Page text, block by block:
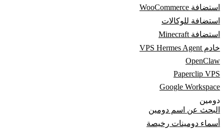
استضافة WooCommerce
استضافة للوكالات
استضافة Minecraft
خادم VPS Hermes Agent
OpenClaw
Paperclip VPS
Google Workspace
دومين
البحث عن اسم دومين
أسماء دومينات رخيصة